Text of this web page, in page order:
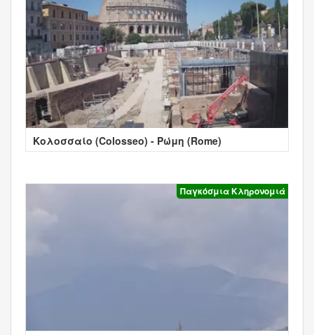
Κολοσσαίο (Colosseo) - Ρώμη (Rome)
Παγκόσμια Κληρονομιά